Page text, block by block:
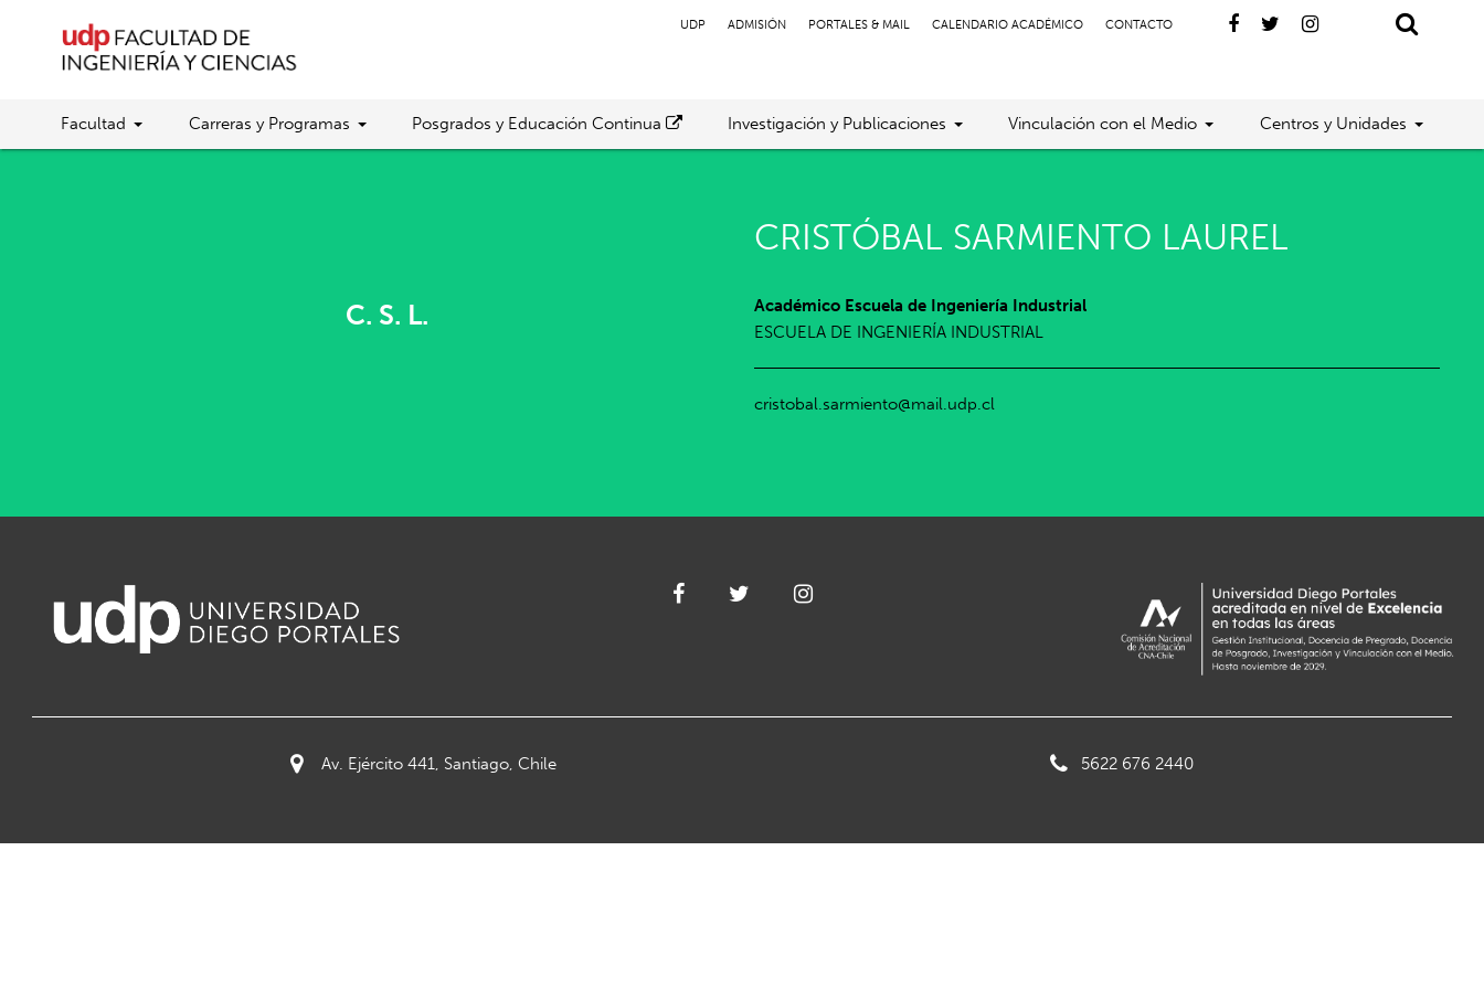
UDP ADMISIÓN PORTALES & MAIL CALENDARIO ACADÉMICO CONTACTO
Facultad Carreras y Programas Posgrados y Educación Continua Investigación y Publicaciones Vinculación con el Medio Centros y Unidades
C. S. L.
CRISTÓBAL SARMIENTO LAUREL
Académico Escuela de Ingeniería Industrial
ESCUELA DE INGENIERÍA INDUSTRIAL
cristobal.sarmiento@mail.udp.cl
Av. Ejército 441, Santiago, Chile 5622 676 2440